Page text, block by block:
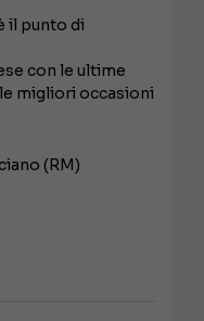
il punto di
con le ultime
migliori occasioni
(RM)